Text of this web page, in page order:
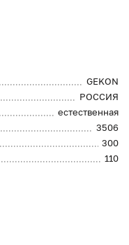
GEKON
РОССИЯ
естественная
3506
300
110